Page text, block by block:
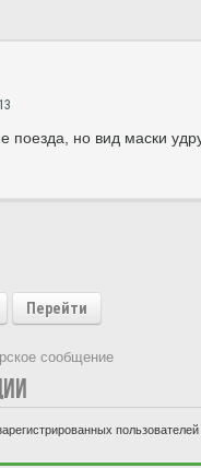
поезда, но вид маски
Перейти
сообщение
пользователей